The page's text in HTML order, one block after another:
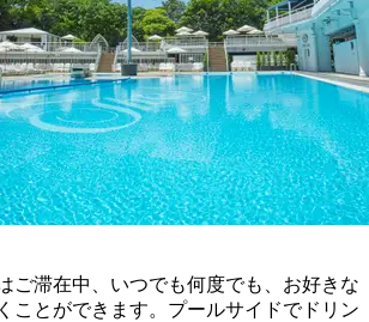
ご滞在中、いつでも何度でも、お好きな
ことができます。プールサイドでドリン